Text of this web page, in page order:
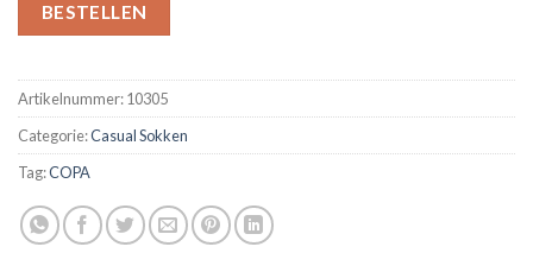
BESTELLEN
Artikelnummer:10305
Categorie:Casual Sokken
Tag:COPA